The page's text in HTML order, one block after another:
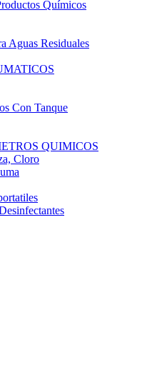
Químicos
Aguas Residuales
Con Tanque
QUIMICOS
Cloro